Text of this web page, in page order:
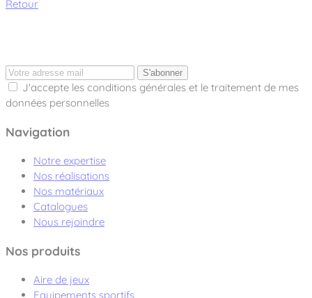
Retour
S'abonner
J'accepte les conditions générales et le traitement de mes
données personnelles
Navigation
Notre expertise
Nos réalisations
Nos matériaux
Catalogues
Nous rejoindre
Nos produits
Aire de jeux
Equipements sportifs